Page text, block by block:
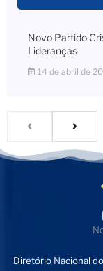
Novo Partido
Lideranças
14 de abril de
Diretório Nacional